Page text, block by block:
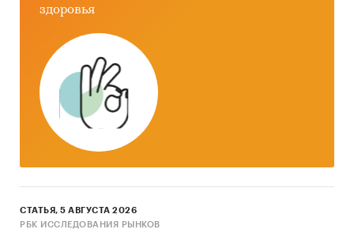
здоровья
СТАТЬЯ, 5 АВГУСТА 2026
РБК ИССЛЕДОВАНИЯ РЫНКОВ